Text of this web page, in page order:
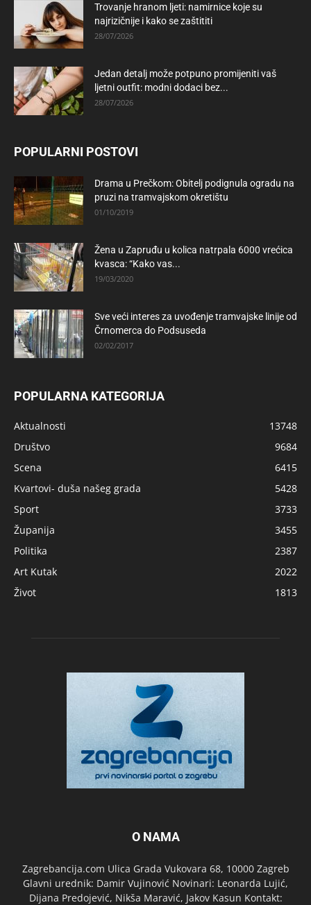
Trovanje hranom ljeti: namirnice koje su
najrizičnije i kako se zaštititi
28/07/2026
Jedan detalj može potpuno promijeniti vaš
ljetni outfit: modni dodaci bez...
28/07/2026
POPULARNI POSTOVI
Drama u Prečkom: Obitelj podignula ogradu na
pruzi na tramvajskom okretištu
01/10/2019
Žena u Zapruđu u kolica natrpala 6000 vrećica
kvasca: “Kako vas...
19/03/2020
Sve veći interes za uvođenje tramvajske linije od
Črnomerca do Podsuseda
02/02/2017
POPULARNA KATEGORIJA
Aktualnosti
13748
Društvo
9684
Scena
6415
Kvartovi- duša našeg grada
5428
Sport
3733
Županija
3455
Politika
2387
Art Kutak
2022
Život
1813
O NAMA
Zagrebancija.com Ulica Grada Vukovara 68, 10000 Zagreb
Glavni urednik: Damir Vujinović Novinari: Leonarda Lujić,
Dijana Predojević, Nikša Maravić, Jakov Kasun Kontakt: